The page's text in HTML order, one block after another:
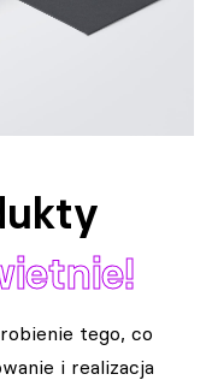
tego, co
i realizacja